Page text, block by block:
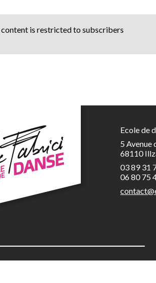
content is restricted to subscribers
Ecole de
5 Avenue
68110
03 89 31
06 80 75